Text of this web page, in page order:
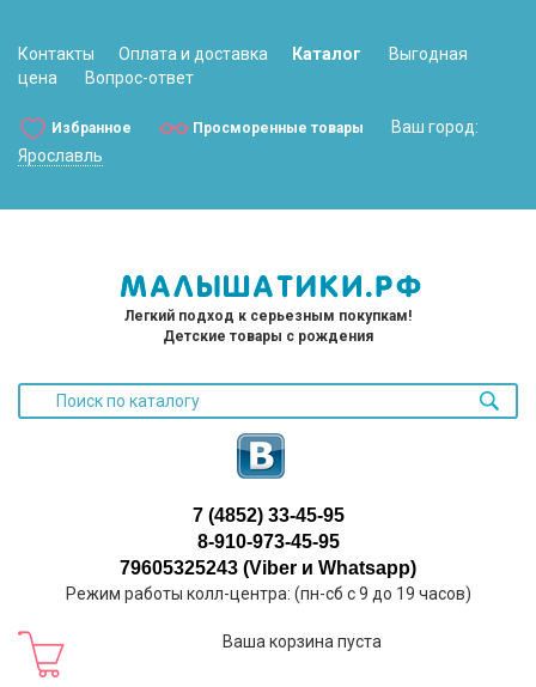
Контакты Оплата и доставка Каталог
Выгодная
цена
Вопрос-ответ
Избранное Просморенные товары
Ваш город:
Ярославль
Легкий подход к серьезным покупкам!
Детские товары с рождения
7 (4852) 33-45-95
8-910-973-45-95
79605325243 (Viber и Whatsapp)
Режим работы колл-центра: (пн-сб с 9 до 19 часов)
Ваша корзина пуста